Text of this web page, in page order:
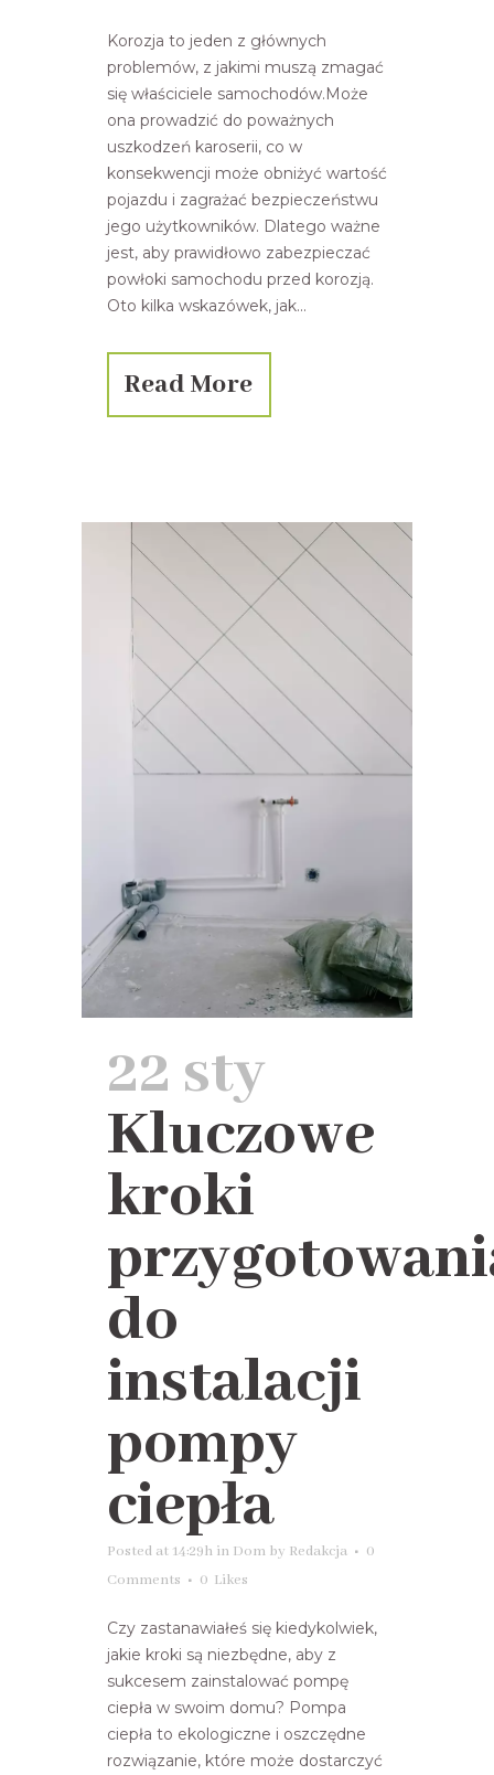
Korozja to jeden z głównych
problemów, z jakimi muszą zmagać
się właściciele samochodów.Może
ona prowadzić do poważnych
uszkodzeń karoserii, co w
konsekwencji może obniżyć wartość
pojazdu i zagrażać bezpieczeństwu
jego użytkowników. Dlatego ważne
jest, aby prawidłowo zabezpieczać
powłoki samochodu przed korozją.
Oto kilka wskazówek, jak...
Read More
22 sty
Kluczowe
kroki
do
instalacji
pompy
ciepła
Posted at 14:29h in Dom by Redakcja
0
Comments
0 Likes
Czy zastanawiałeś się kiedykolwiek,
jakie kroki są niezbędne, aby z
sukcesem zainstalować pompę
ciepła w swoim domu? Pompa
ciepła to ekologiczne i oszczędne
rozwiązanie, które może dostarczyć